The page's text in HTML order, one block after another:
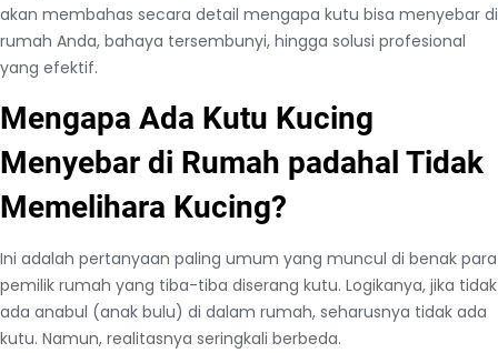
akan membahas secara detail mengapa kutu bisa menyebar di
rumah Anda, bahaya tersembunyi, hingga solusi profesional
yang efektif.
Mengapa Ada Kutu Kucing
Menyebar di Rumah padahal Tidak
Memelihara Kucing?
Ini adalah pertanyaan paling umum yang muncul di benak para
pemilik rumah yang tiba-tiba diserang kutu. Logikanya, jika tidak
ada anabul (anak bulu) di dalam rumah, seharusnya tidak ada
kutu. Namun, realitasnya seringkali berbeda.